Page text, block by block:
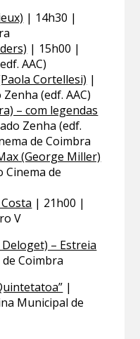
| 14h30 |
| 15h00 |
AAC)
Cortellesi) |
(edf. AAC)
– com legendas
Zenha (edf.
de Coimbra
(George Miller)
Cinema de
| 21h00 |
V
– Estreia
Coimbra
|
Municipal de